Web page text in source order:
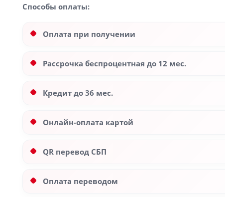
Способы оплаты:
Оплата при получении
Рассрочка беспроцентная до 12 мес.
Кредит до 36 мес.
Онлайн-оплата картой
QR перевод СБП
Оплата переводом